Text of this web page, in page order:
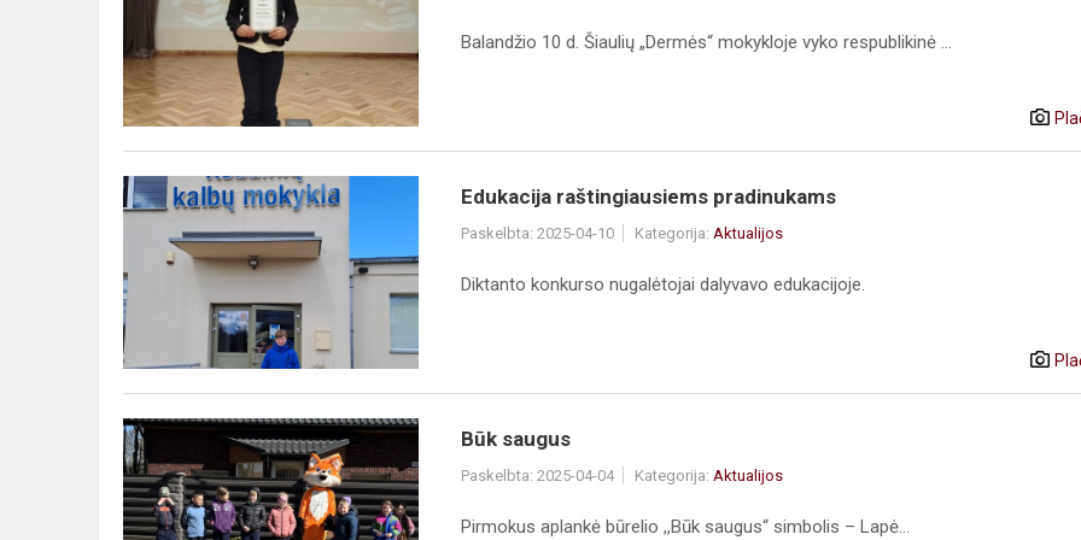
Balandžio 10 d. Šiaulių „Dermės“ mokykloje vyko respublikinė ...
Edukacija
raštingiausiems
pradinukams
Edukacija raštingiausiems pradinukams
Paskelbta: 2025-04-10 Kategorija: Aktualijos
Diktanto konkurso nugalėtojai dalyvavo edukacijoje.
Būk
saugus
Būk saugus
Paskelbta: 2025-04-04 Kategorija: Aktualijos
Pirmokus aplankė būrelio ,,Būk saugus“ simbolis – Lapė...